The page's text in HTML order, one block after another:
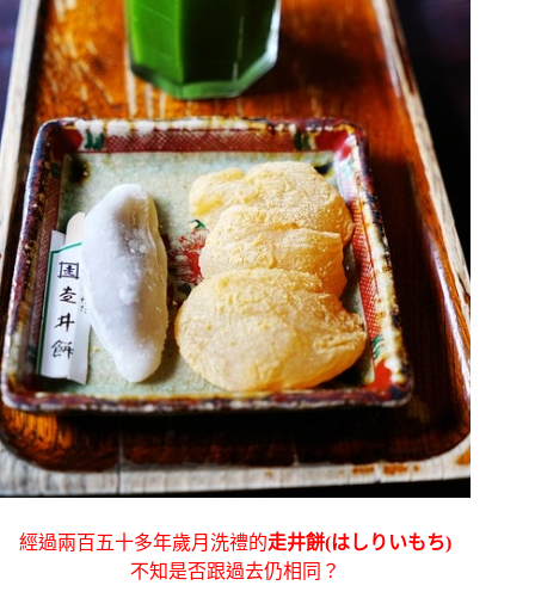
經過兩百五十多年歲月洗禮的走井餅(はしりいもち)
不知是否跟過去仍相同？